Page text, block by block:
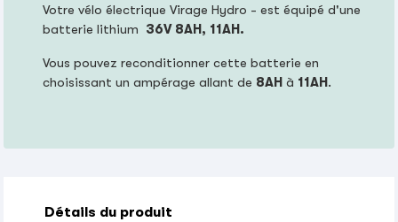
Votre vélo électrique Virage Hydro - est équipé d'une
batterie lithium 36V 8AH, 11AH.
Vous pouvez reconditionner cette batterie en
choisissant un ampérage allant de 8AH à 11AH.
Détails du produit